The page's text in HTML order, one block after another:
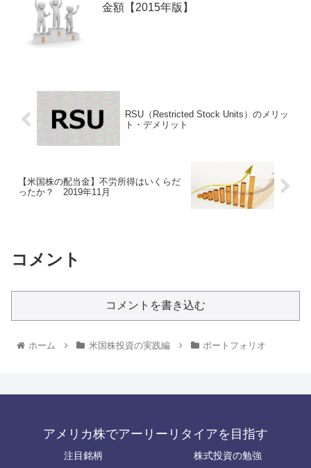
金額【2015年版】
RSU（Restricted Stock Units）のメリッ
ト・デメリット
【米国株の配当金】不労所得はいくらだ
ったか？ 2019年11月
コメント
コメントを書き込む
ホーム 米国株投資の実践編 ポートフォリオ
アメリカ株でアーリーリタイアを目指す
注目銘柄 株式投資の勉強